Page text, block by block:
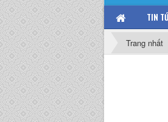
TIN
Trang nhất